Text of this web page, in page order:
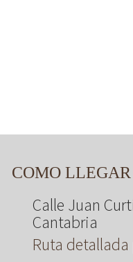
COMO LLEGAR
Calle Juan
Cantabria
Ruta detallada